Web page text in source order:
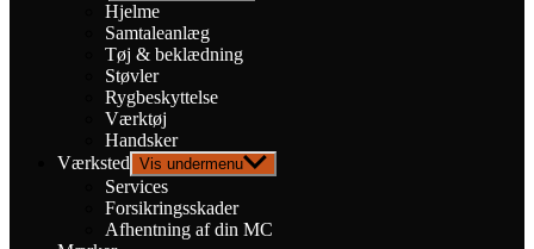
Hjelme
Samtaleanlæg
Tøj & beklædning
Støvler
Rygbeskyttelse
Værktøj
Handsker
Værksted Vis undermenu
Services
Forsikringsskader
Afhentning af din MC